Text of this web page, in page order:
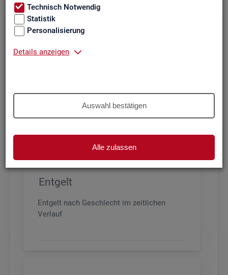
Technisch Notwendig
Statistik
Personalisierung
Details anzeigen
Auswahl bestätigen
Alle zulassen
Bitte wäh­len Sie ein Thema aus
Arbeitszeit und Anforderungsniveau, sowie
den wichtigsten Branchen
Entgelt
Entgelt nach Geschlecht im zeitlichen
Verlauf